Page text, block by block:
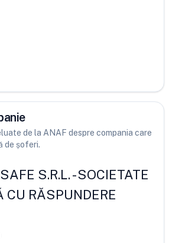
de la ANAF despre compania care
de șoferi.
S.R.L.-SOCIETATE
CU RĂSPUNDERE